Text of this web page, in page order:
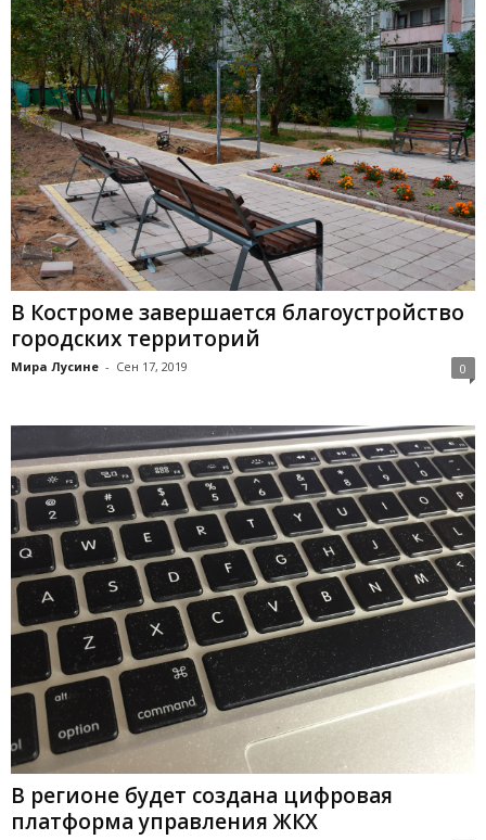
В Костроме завершается благоустройство
городских территорий
Мира Лусине - Сен 17, 2019 0
В регионе будет создана цифровая
платформа управления ЖКХ